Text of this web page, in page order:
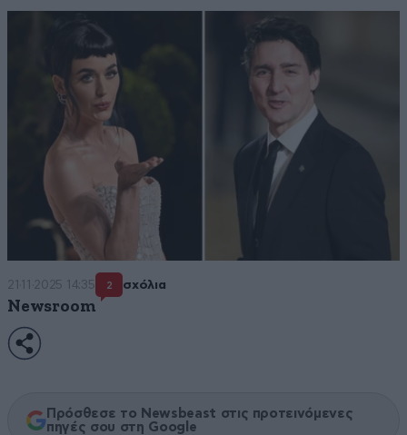
21·11·2025 14:35 2 σχόλια
Newsroom
Πρόσθεσε το Newsbeast στις προτεινόμενες
πηγές σου στη Google